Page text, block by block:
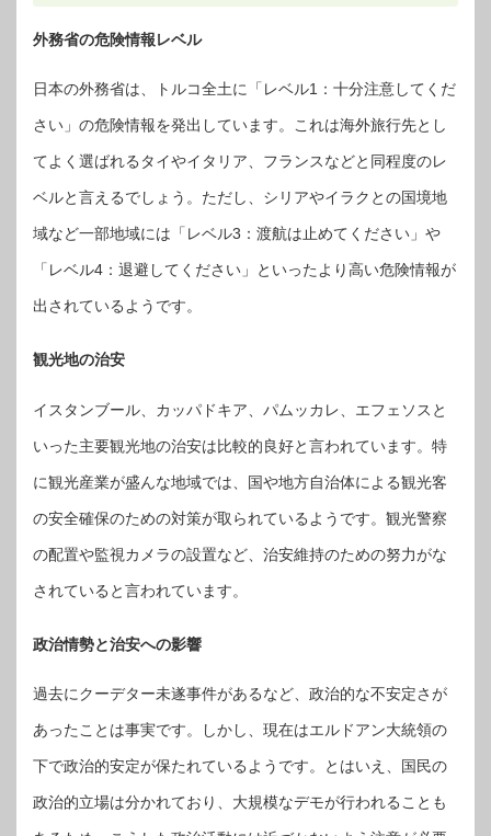
外務省の危険情報レベル
日本の外務省は、トルコ全土に「レベル1：十分注意してくだ
さい」の危険情報を発出しています。これは海外旅行先とし
てよく選ばれるタイやイタリア、フランスなどと同程度のレ
ベルと言えるでしょう。ただし、シリアやイラクとの国境地
域など一部地域には「レベル3：渡航は止めてください」や
「レベル4：退避してください」といったより高い危険情報が
出されているようです。
観光地の治安
イスタンブール、カッパドキア、パムッカレ、エフェソスと
いった主要観光地の治安は比較的良好と言われています。特
に観光産業が盛んな地域では、国や地方自治体による観光客
の安全確保のための対策が取られているようです。観光警察
の配置や監視カメラの設置など、治安維持のための努力がな
されていると言われています。
政治情勢と治安への影響
過去にクーデター未遂事件があるなど、政治的な不安定さが
あったことは事実です。しかし、現在はエルドアン大統領の
下で政治的安定が保たれているようです。とはいえ、国民の
政治的立場は分かれており、大規模なデモが行われることも